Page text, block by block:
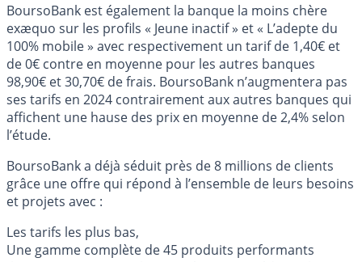
BoursoBank est également la banque la moins chère
exæquo sur les profils « Jeune inactif » et « L’adepte du
100% mobile » avec respectivement un tarif de 1,40€ et
de 0€ contre en moyenne pour les autres banques
98,90€ et 30,70€ de frais. BoursoBank n’augmentera pas
ses tarifs en 2024 contrairement aux autres banques qui
affichent une hause des prix en moyenne de 2,4% selon
l’étude.
BoursoBank a déjà séduit près de 8 millions de clients
grâce une offre qui répond à l’ensemble de leurs besoins
et projets avec :
Les tarifs les plus bas,
Une gamme complète de 45 produits performants